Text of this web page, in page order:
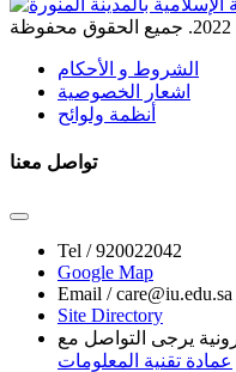
2022
الشروط و الأحكام
اشعار الخصوصية
أنظمة ولوائح
تواصل معنا
Tel /920022042
Google Map
Email /care@iu.edu.sa
Site Directory
يرجى التواصل مع
عمادة تقنية المعلومات